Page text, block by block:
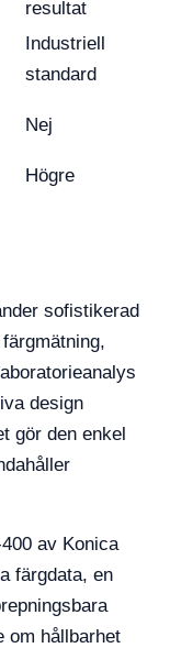
resultat
Industriell
standard
Nej
Högre
sofistikerad
design
gör den enkel
av Konica
färgdata, en
om hållbarhet